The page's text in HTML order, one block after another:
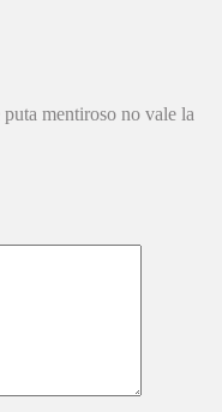
mentiroso no vale la